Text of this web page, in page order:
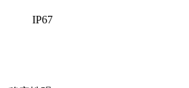
IP67